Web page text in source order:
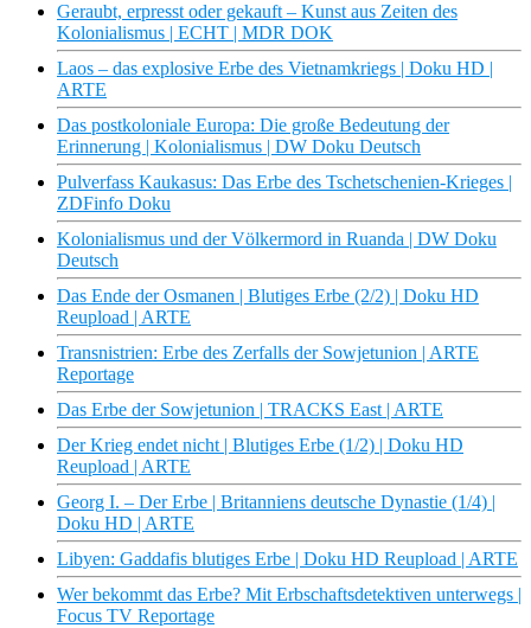
Geraubt, erpresst oder gekauft – Kunst aus Zeiten des
Kolonialismus | ECHT | MDR DOK
Laos – das explosive Erbe des Vietnamkriegs | Doku HD |
ARTE
Das postkoloniale Europa: Die große Bedeutung der
Erinnerung | Kolonialismus | DW Doku Deutsch
Pulverfass Kaukasus: Das Erbe des Tschetschenien-Krieges |
ZDFinfo Doku
Kolonialismus und der Völkermord in Ruanda | DW Doku
Deutsch
Das Ende der Osmanen | Blutiges Erbe (2/2) | Doku HD
Reupload | ARTE
Transnistrien: Erbe des Zerfalls der Sowjetunion | ARTE
Reportage
Das Erbe der Sowjetunion | TRACKS East | ARTE
Der Krieg endet nicht | Blutiges Erbe (1/2) | Doku HD
Reupload | ARTE
Georg I. – Der Erbe | Britanniens deutsche Dynastie (1/4) |
Doku HD | ARTE
Libyen: Gaddafis blutiges Erbe | Doku HD Reupload | ARTE
Wer bekommt das Erbe? Mit Erbschaftsdetektiven unterwegs |
Focus TV Reportage